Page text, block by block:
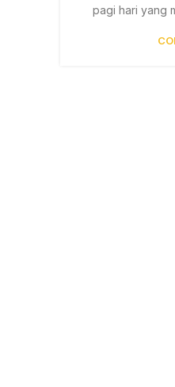
pagi hari yang